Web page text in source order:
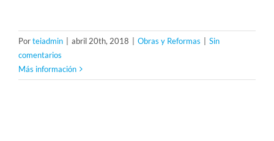
Porteiadmin abril 20th, 2018 Obras y Reformas
Sin
comentarios
Más información